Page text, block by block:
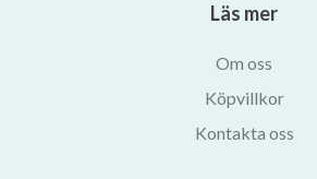
Läs mer
Om oss
Köpvillkor
Kontakta oss